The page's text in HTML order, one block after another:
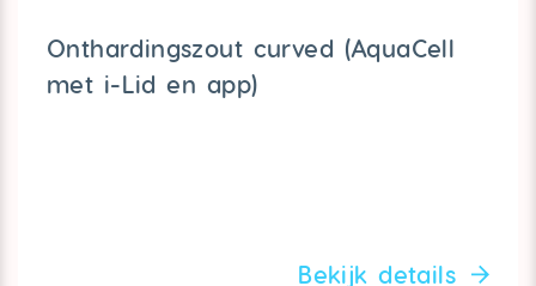
Onthardingszout curved (AquaCell
met i-Lid en app)
Bekijk details